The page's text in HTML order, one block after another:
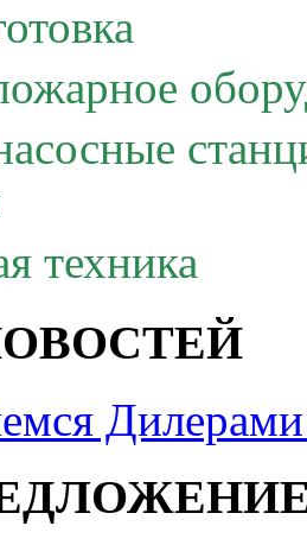
техника